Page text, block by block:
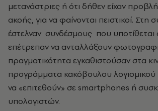
μετανάστριες ή ότι δήθεν είχαν
ακοής, για να φαίνονται πειστικοί. Στη
έστελναν συνδέσμους που υποτίθεται
επέτρεπαν να ανταλλάξουν
πραγματικότητα εγκαθιστούσαν στα
προγράμματα κακόβουλου
να «επιτεθούν» σε smartphones ή
υπολογιστών.